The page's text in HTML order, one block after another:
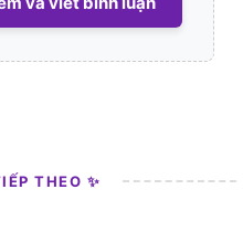
THEO ✨